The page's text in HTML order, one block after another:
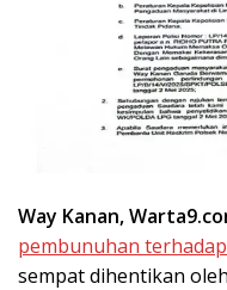
Way Kanan,
pembunuhan
sempat dihentikan